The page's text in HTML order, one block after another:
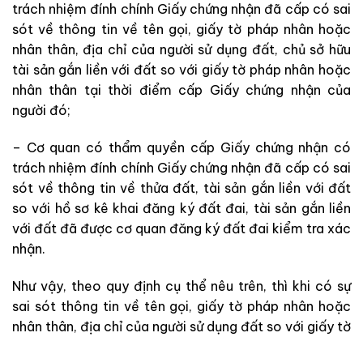
trách nhiệm đính chính Giấy chứng nhận đã cấp có sai
sót về thông tin về tên gọi, giấy tờ pháp nhân hoặc
nhân thân, địa chỉ của người sử dụng đất, chủ sở hữu
tài sản gắn liền với đất so với giấy tờ pháp nhân hoặc
nhân thân tại thời điểm cấp Giấy chứng nhận của
người đó;
– Cơ quan có thẩm quyền cấp Giấy chứng nhận có
trách nhiệm đính chính Giấy chứng nhận đã cấp có sai
sót về thông tin về thửa đất, tài sản gắn liền với đất
so với hồ sơ kê khai đăng ký đất đai, tài sản gắn liền
với đất đã được cơ quan đăng ký đất đai kiểm tra xác
nhận.
Như vậy, theo quy định cụ thể nêu trên, thì khi có sự
sai sót thông tin về tên gọi, giấy tờ pháp nhân hoặc
nhân thân, địa chỉ của người sử dụng đất so với giấy tờ